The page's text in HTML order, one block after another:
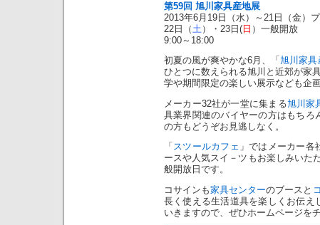
第59回 旭川家具産地展
2013年6月19日（水）～21日（金）
22日（ 土 ）・23日( 日 ）一般開放
9:00～18:00
初夏の風が爽やかな6月、「旭川家具
ひとつに数えられる旭川と近郊が家
学や期間限定の楽しい展示なども企
メーカー32社が一堂に集まる旭川家
具業界関連のバイヤーの方はもちろ
の方もどうぞお見逃しなく。
「 スツールカフェ 」ではメーカー各
ースや人気スイ－ツもお楽しみいた
般開放日です。
コサインも家具センターのブースと
長く使える生活道具を楽しくお伝え
いきますので、ぜひホームページを